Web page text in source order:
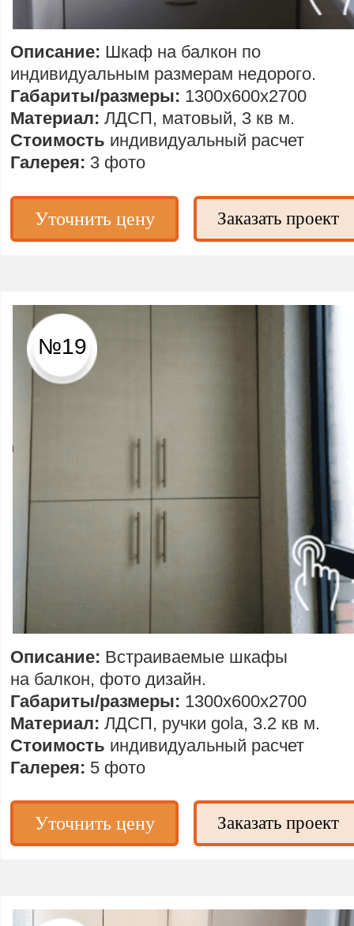
Уточнить цену Заказать проект
Описание: Шкаф на балкон по
индивидуальным размерам недорого.
Габариты/размеры: 1300х600х2700
Материал: ЛДСП, матовый, 3 кв м.
Стоимость индивидуальный расчет
Галерея: 3 фото
Описание: Встраиваемые шкафы
на балкон, фото дизайн.
Габариты/размеры: 1300х600х2700
Материал: ЛДСП, ручки gola, 3.2 кв м.
Стоимость индивидуальный расчет
Галерея: 5 фото
№19
Заказать проект
Уточнить цену